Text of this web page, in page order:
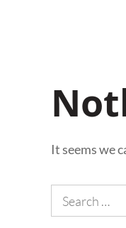
It seems we